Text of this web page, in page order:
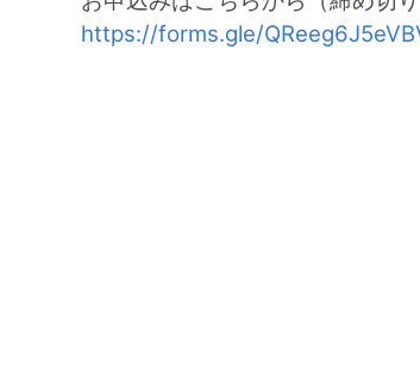
https://forms.gle/